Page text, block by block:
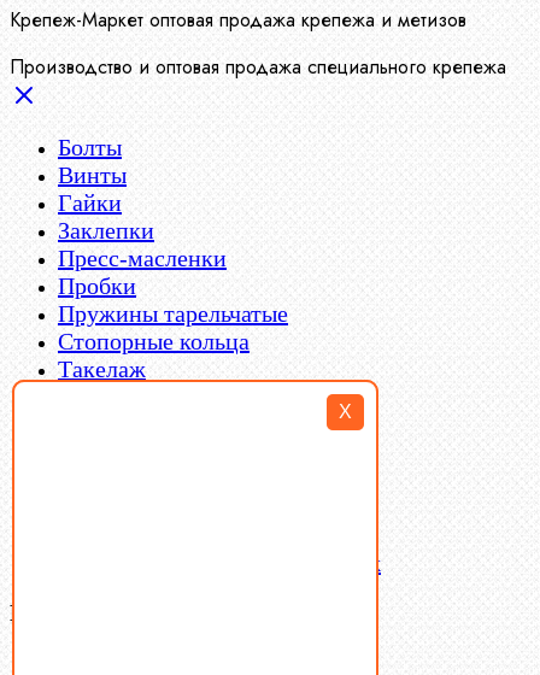
X
Крепеж-Маркет оптовая продажа крепежа и метизов
Производство и оптовая продажа специального крепежа
Болты
Винты
Гайки
Заклепки
Пресс-масленки
Пробки
Пружины тарельчатые
Стопорные кольца
Такелаж
Латунный и бронзовый крепеж
Ваша корзина